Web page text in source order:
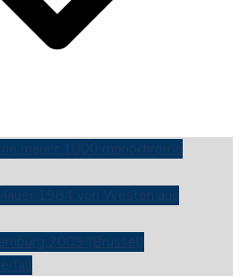
mauer 1000 monochrome
1984 von Westen aus
2009 (Brüssel)